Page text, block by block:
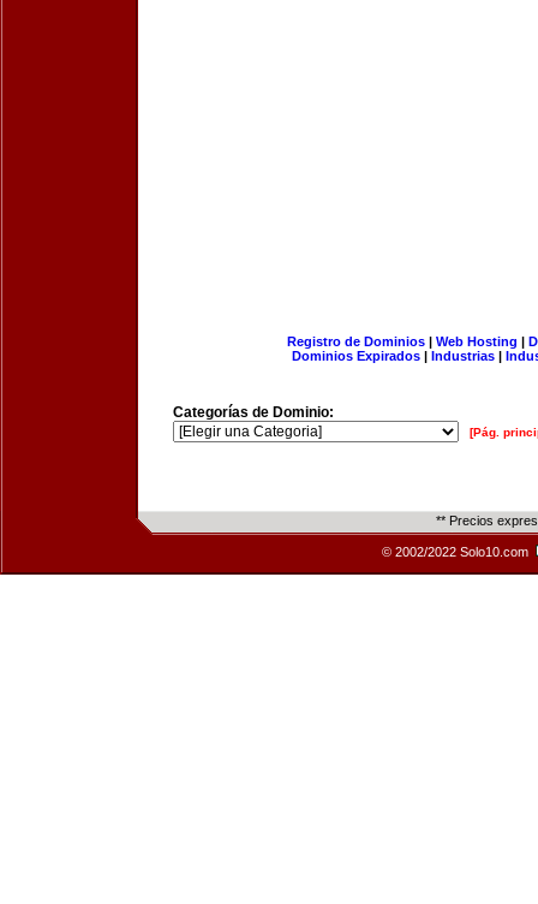
Registro de Dominios| Web Hosting |
Dominios Expirados | Industrias |
Categorías de Dominio:
[Pág.
** Precios
© 2002/2022 Solo10.com